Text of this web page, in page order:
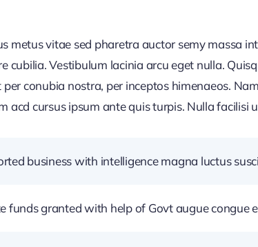
metus vitae sed pharetra auctor semy massa
cubilia. Vestibulum lacinia arcu eget nulla.
conubia nostra, per inceptos himenaeos.
acd cursus ipsum ante quis turpis. Nulla facilisi
business with intelligence magna luctus
funds granted with help of Govt augue congue